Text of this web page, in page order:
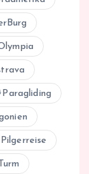
Paragliding
Pilgerreise